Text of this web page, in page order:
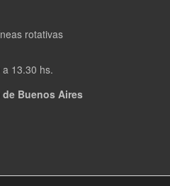
rotativas
13.30 hs.
Buenos Aires